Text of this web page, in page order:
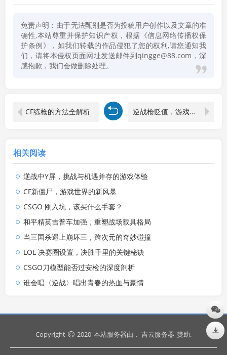
免责声明：由于无法甄别是否为投稿用户创作以及文章的准
确性,本站尊重并保护知识产权，根据《信息网络传播权保
护条例》，如我们转载的作品侵犯了您的权利,请您通知我
们，请将本侵权页面网址发送邮件到qingge@88.com，深
感抱歉，我们会做删除处理。
CF练枪的方法全解析 逆战枪贬值，游戏经济生态下的冷思考
相关阅读
逆战中Y屏，挑战与机遇并存的游戏体验
CF新僵尸，游戏世界的新风暴
CSGO 刚入坑，该买什么手套？
和平精英吉普车加强，重塑战场载具格局
当三国杀遇上崩坏三，跨次元的奇妙碰撞
LOL 决赛圈设置，决胜千里的关键秘诀
CSGO刀模型能否过安检的深度剖析
谁会唱〈逆战〉唱出青春的热血与豪情
Copyright 2020 本站服务器由 . 吉云服务器 赞助.